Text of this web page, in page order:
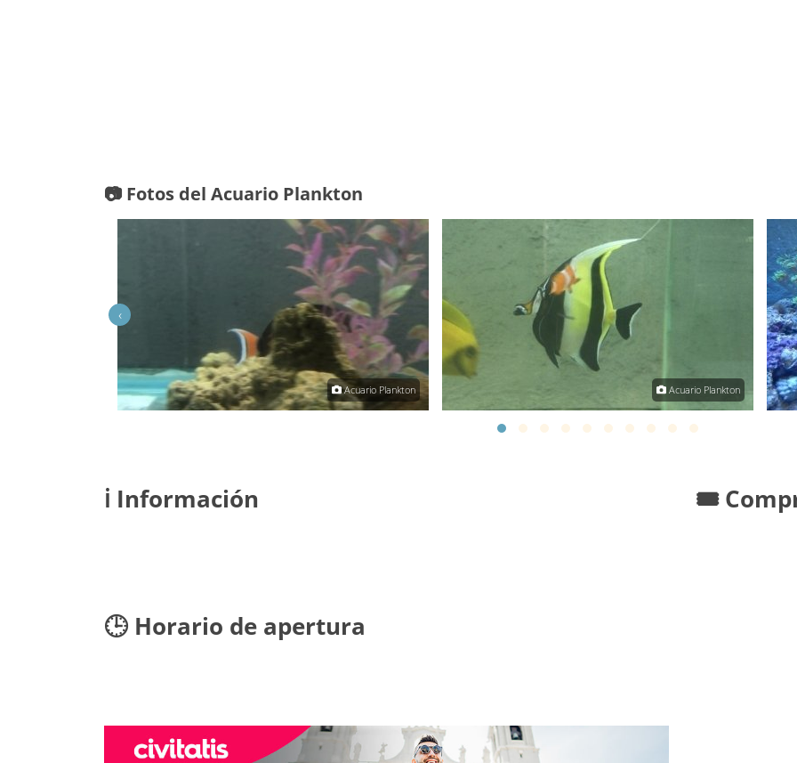
📷 Fotos del Acuario Plankton
Acuario Plankton Acuario Plankton
‹
ℹ️ Información
🕒 Horario de apertura
🎟️